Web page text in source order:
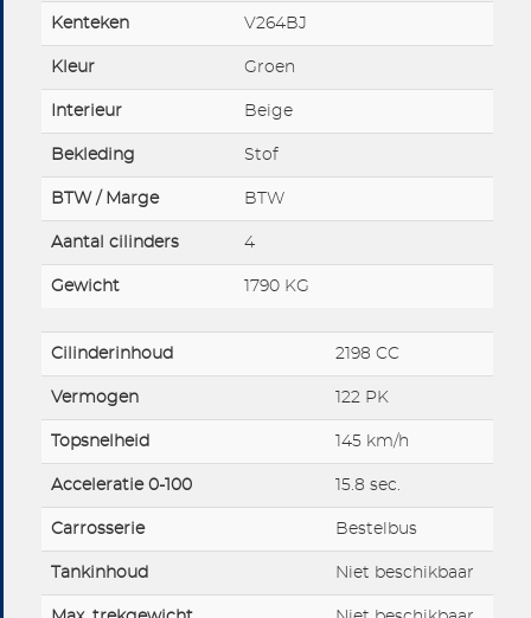
Kenteken V264BJ
Kleur Groen
Interieur Beige
Bekleding Stof
BTW / Marge BTW
Aantal cilinders 4
Gewicht 1790 KG
Cilinderinhoud 2198 CC
Vermogen 122 PK
Topsnelheid 145 km/h
Acceleratie 0-100 15.8 sec.
Carrosserie Bestelbus
Tankinhoud Niet beschikbaar